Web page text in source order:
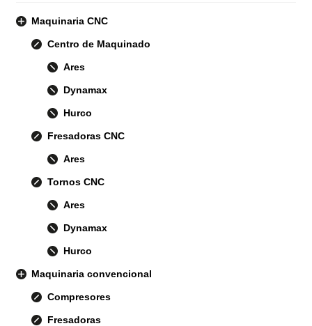
Maquinaria CNC
Centro de Maquinado
Ares
Dynamax
Hurco
Fresadoras CNC
Ares
Tornos CNC
Ares
Dynamax
Hurco
Maquinaria convencional
Compresores
Fresadoras